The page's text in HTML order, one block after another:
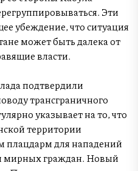
Эти
убеждение, что ситуация
может быть далека от
власти.
подтвердили
трансграничного
указывает на то, что
территории
плацдарм для нападений
мирных граждан. Новый